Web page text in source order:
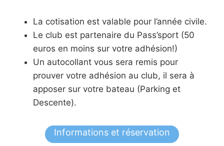
La cotisation est valable pour l’année civile.
Le club est partenaire du Pass’sport (50
euros en moins sur votre adhésion!)
Un autocollant vous sera remis pour
prouver votre adhésion au club, il sera à
apposer sur votre bateau (Parking et
Descente).
Informations et réservation